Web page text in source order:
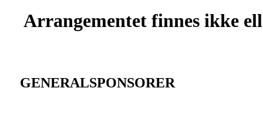
Arrangementet finnes ikke
GENERALSPONSORER